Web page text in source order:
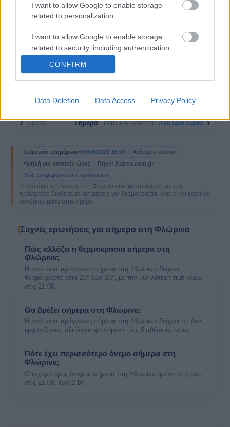
I want to allow Google to enable storage
related to personalization.
I want to allow Google to enable storage
related to security, including authentication
functionality and fraud prevention, and other
user protection.
CONFIRM
Data Deletion Data Access Privacy Policy
14-15 ημέρες
Τάση 14-15 ημερών
ΣΚ
Κοντινές περιοχές
Αμμοχώρι Φλώρινας
‹ Προηγ. Σήμερα Πεμ 06 Αυγούστου Ανά Ώρα Αύριο ›
Τελευταία ενημέρωση06/08/2026 16:00
Ανά ώρα εικόνα
Υψηλή για κοντινές ώρες
Πηγή: Kairos.com.gr.
Πώς ενημερώνεται η πρόγνωση
Η ανά ώρα πρόγνωση στη Φλώρινα (σήμερα) δείχνει τις πιο
πρόσφατες διαθέσιμες εκτιμήσεις για θερμοκρασία, άνεμο και καιρικές
συνθήκες μέσα στην ημέρα.
Συχνές ερωτήσεις για σήμερα στη Φλώρινα
Πώς αλλάζει η θερμοκρασία σήμερα στη
Φλώρινα;
Η ανά ώρα πρόγνωση σήμερα στη Φλώρινα δείχνει
θερμοκρασία από 23° έως 26°, με την υψηλότερη τιμή γύρω
στις 21:00.
Θα βρέξει σήμερα στη Φλώρινα;
Η ανά ώρα πρόγνωση σήμερα στη Φλώρινα δείχνει ότι δεν
εμφανίζονται αξιόλογα φαινόμενα στις διαθέσιμες ώρες.
Πότε έχει περισσότερο άνεμο σήμερα στη
Φλώρινα;
Ο ισχυρότερος άνεμος σήμερα στη Φλώρινα φαίνεται γύρω
στις 21:00, έως 2 bf.